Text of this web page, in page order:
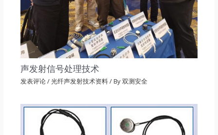
声发射信号处理技术
发表评论/光纤声发射技术资料/ By双测安全